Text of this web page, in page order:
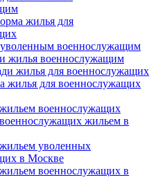
жилья для
военнослужащим
жилья военнослужащим
жилья для военнослужащих
жилья для военнослужащих
военнослужащих
жильем в
уволенных
в Москве
военнослужащих в